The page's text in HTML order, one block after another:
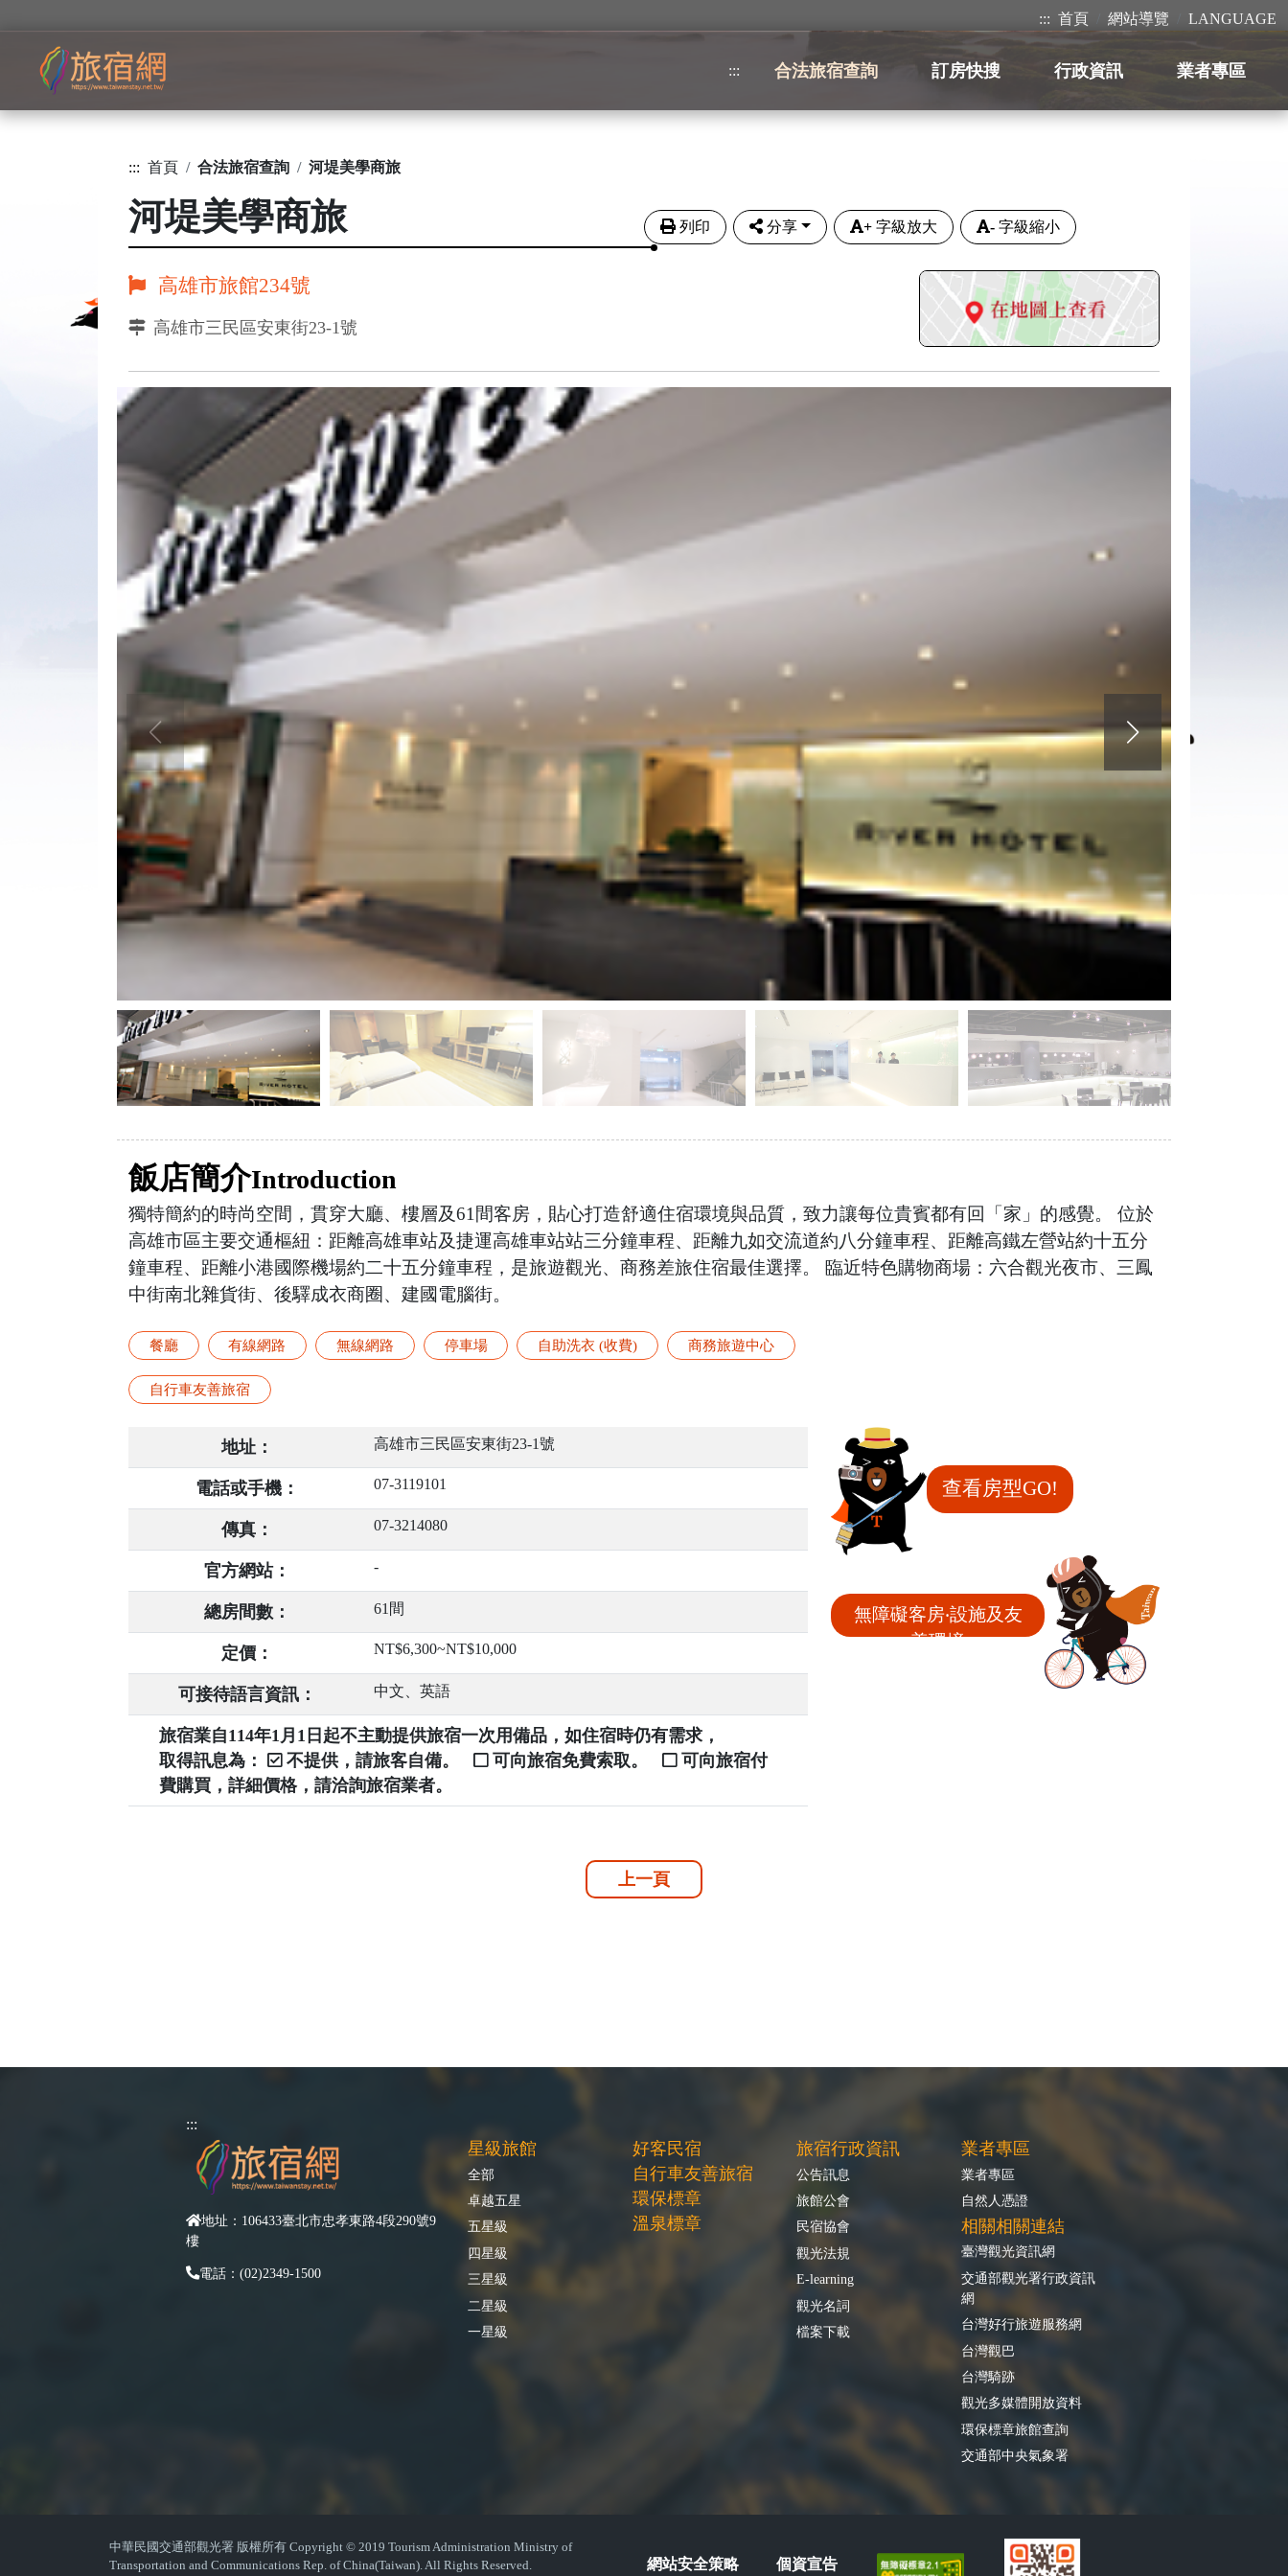
::: 首頁 網站導覽 LANGUAGE
::: 合法旅宿查詢 訂房快搜 行政資訊 業者專區
::: 首頁 合法旅宿查詢 河堤美學商旅
河堤美學商旅 列印 分享 + 字級放大 - 字級縮小
高雄市旅館234號
高雄市三民區安東街23-1號
飯店簡介Introduction
獨特簡約的時尚空間，貫穿大廳、樓層及61間客房，貼心打造舒適住宿環境與品質，致力讓每位貴賓都有回「家」的感覺。 位於
高雄市區主要交通樞紐：距離高雄車站及捷運高雄車站站三分鐘車程、距離九如交流道約八分鐘車程、距離高鐵左營站約十五分
鐘車程、距離小港國際機場約二十五分鐘車程，是旅遊觀光、商務差旅住宿最佳選擇。 臨近特色購物商場：六合觀光夜市、三鳳
中街南北雜貨街、後驛成衣商圈、建國電腦街。
餐廳 有線網路 無線網路 停車場 自助洗衣 (收費) 商務旅遊中心
自行車友善旅宿
地址： 高雄市三民區安東街23-1號
電話或手機： 07-3119101
傳真： 07-3214080
官方網站： -
總房間數： 61間
定價： NT$6,300~NT$10,000
可接待語言資訊： 中文、英語
旅宿業自114年1月1日起不主動提供旅宿一次用備品，如住宿時仍有需求，
取得訊息為：
不提供，請旅客自備。 可向旅宿免費索取。
可向旅宿付
費購買，詳細價格，請洽詢旅宿業者。
查看房型GO!
無障礙客房‧設施及友
善環境
上一頁
:::
地址：106433臺北市忠孝東路4段290號9
樓
電話：(02)2349-1500
星級旅館
全部
卓越五星
五星級
四星級
三星級
二星級
一星級
好客民宿
自行車友善旅宿
環保標章
溫泉標章
旅宿行政資訊
公告訊息
旅館公會
民宿協會
觀光法規
E-learning
觀光名詞
檔案下載
業者專區
業者專區
自然人憑證
相關相關連結
臺灣觀光資訊網
交通部觀光署行政資訊
網
台灣好行旅遊服務網
台灣觀巴
台灣騎跡
觀光多媒體開放資料
環保標章旅館查詢
交通部中央氣象署
中華民國交通部觀光署 版權所有 Copyright © 2019 Tourism Administration Ministry of
Transportation and Communications Rep. of China(Taiwan). All Rights Reserved.
網站安全策略 個資宣告